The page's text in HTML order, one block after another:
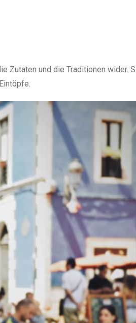
Zutaten und die Traditionen wider.